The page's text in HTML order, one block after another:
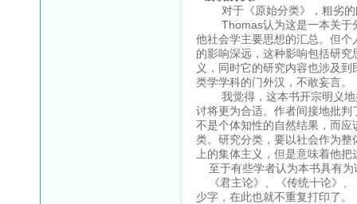
对于《原始分类》，粗劣的
Thomas认为这是一本关于分
他社会学主要思想的汇总。但
的影响深远，这种影响包括研
义，同时它的研究内容也涉及
类学学科的门外汉，不敢妄言。
我觉得，这本书开宗明义地
讨将更为合适。作者间接地批
不是个体知性的自然结果，而
类。研究分类，要以社会作为
上的集体主义，但是意味着他
至于有些学者认为本书具有为
《君主论》、《传统十论》、
少字，在此也就不重复打印了